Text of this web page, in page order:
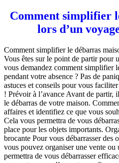
Comment simplifier
lors d’un
Comment simplifier le débarras
Vous êtes sur le point de partir pour
vous demandez comment simplifier
pendant votre absence ? Pas de
astuces et conseils pour vous
! Prévoir à l’avance Avant de partir,
le débarras de votre maison.
affaires et identifiez ce que vous
Cela vous permettra de vous
place pour les objets importants.
brocante Pour vous débarrasser des
vous pouvez organiser une vente ou
permettra de vous débarrasser